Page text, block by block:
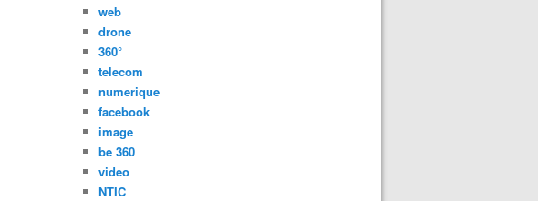
web
drone
360°
telecom
numerique
facebook
image
be 360
video
NTIC